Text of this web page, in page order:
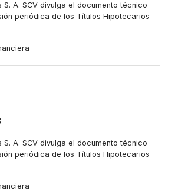
S. A. SCV divulga el documento técnico
periódica de los Títulos Hipotecarios
S. A. SCV divulga el documento técnico
periódica de los Títulos Hipotecarios